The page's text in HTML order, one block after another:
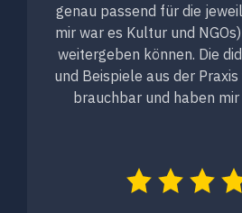
genau passend für die
mir war es Kultur und
weitergeben können. Die
und Beispiele aus der
brauchbar und haben